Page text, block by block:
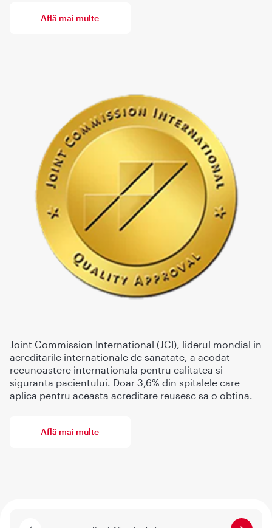
Joint Commission International (JCI), liderul mondial in
acreditarile internationale de sanatate, a acodat
recunoastere internationala pentru calitatea si
siguranta pacientului. Doar 3,6% din spitalele care
aplica pentru aceasta acreditare reusesc sa o obtina.
Află mai multe
Află mai multe